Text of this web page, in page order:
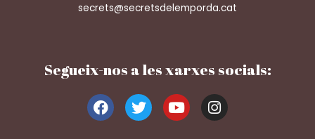
secrets@secretsdelemporda.cat
Segueix-nos a les xarxes socials: